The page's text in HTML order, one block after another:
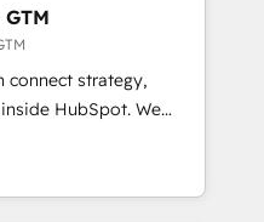
of trust built through
connect strategy,
HubSpot. We
fall short by
technical execution to
right solution. As the